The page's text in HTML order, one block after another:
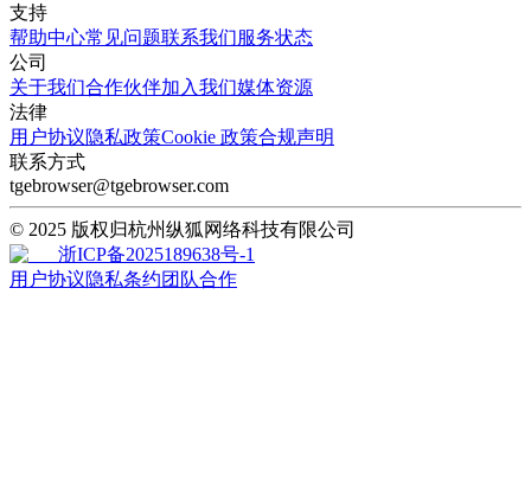
支持
帮助中心常见问题联系我们服务状态
公司
关于我们合作伙伴加入我们媒体资源
法律
用户协议隐私政策Cookie 政策合规声明
联系方式
tgebrowser@tgebrowser.com
© 2025 版权归杭州纵狐网络科技有限公司
浙ICP备2025189638号-1
用户协议隐私条约团队合作